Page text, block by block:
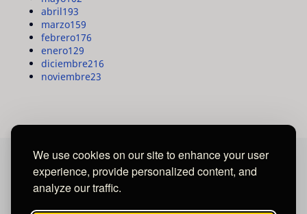
We use cookies on our site to enhance your user
experience, provide personalized content, and
analyze our traffic.
abril193
marzo159
febrero176
enero129
diciembre216
noviembre23
MAYA MEDIA GROUP